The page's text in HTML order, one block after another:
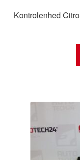
Kontrolenhed